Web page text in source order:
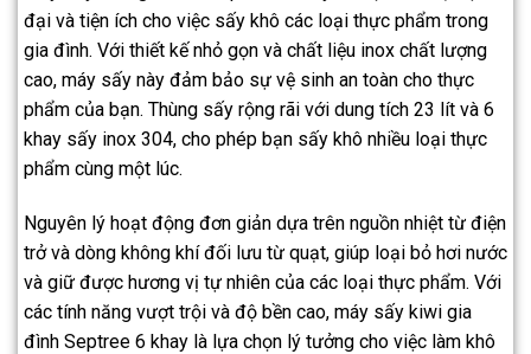
đại và tiện ích cho việc sấy khô các loại thực phẩm trong
gia đình. Với thiết kế nhỏ gọn và chất liệu inox chất lượng
cao, máy sấy này đảm bảo sự vệ sinh an toàn cho thực
phẩm của bạn. Thùng sấy rộng rãi với dung tích 23 lít và 6
khay sấy inox 304, cho phép bạn sấy khô nhiều loại thực
phẩm cùng một lúc.
Nguyên lý hoạt động đơn giản dựa trên nguồn nhiệt từ điện
trở và dòng không khí đối lưu từ quạt, giúp loại bỏ hơi nước
và giữ được hương vị tự nhiên của các loại thực phẩm. Với
các tính năng vượt trội và độ bền cao, máy sấy kiwi gia
đình Septree 6 khay là lựa chọn lý tưởng cho việc làm khô